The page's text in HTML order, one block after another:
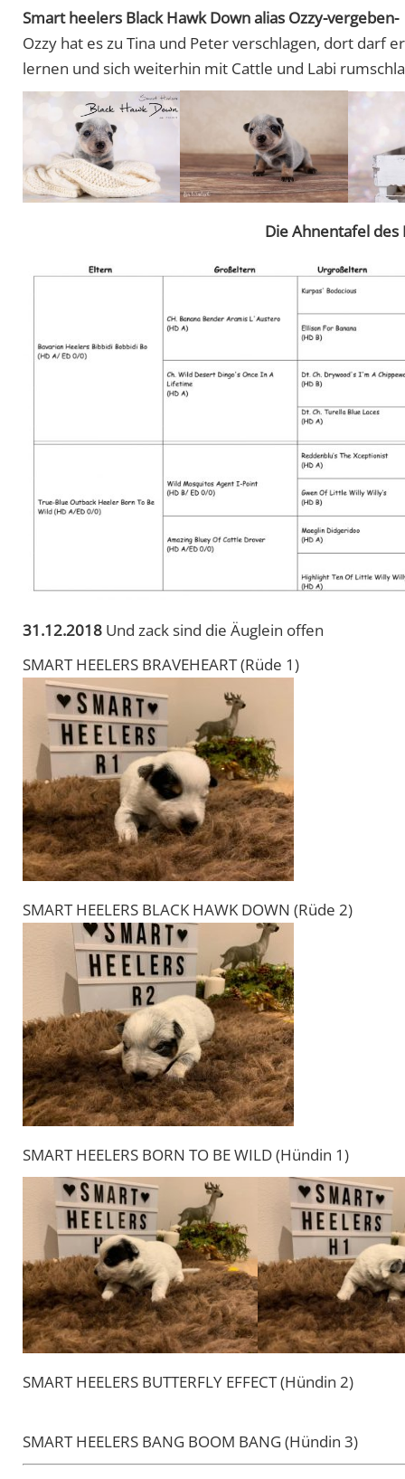
Smart heelers Black Hawk Down alias Ozzy-vergeben-
Ozzy hat es zu Tina und Peter verschlagen, dort darf
lernen und sich weiterhin mit Cattle und Labi
Die Ahnentafel des
31.12.2018 Und zack sind die Äuglein offen
SMART HEELERS BRAVEHEART (Rüde 1)
SMART HEELERS BLACK HAWK DOWN (Rüde 2)
SMART HEELERS BORN TO BE WILD (Hündin 1)
SMART HEELERS BUTTERFLY EFFECT (Hündin 2)
SMART HEELERS BANG BOOM BANG (Hündin 3)